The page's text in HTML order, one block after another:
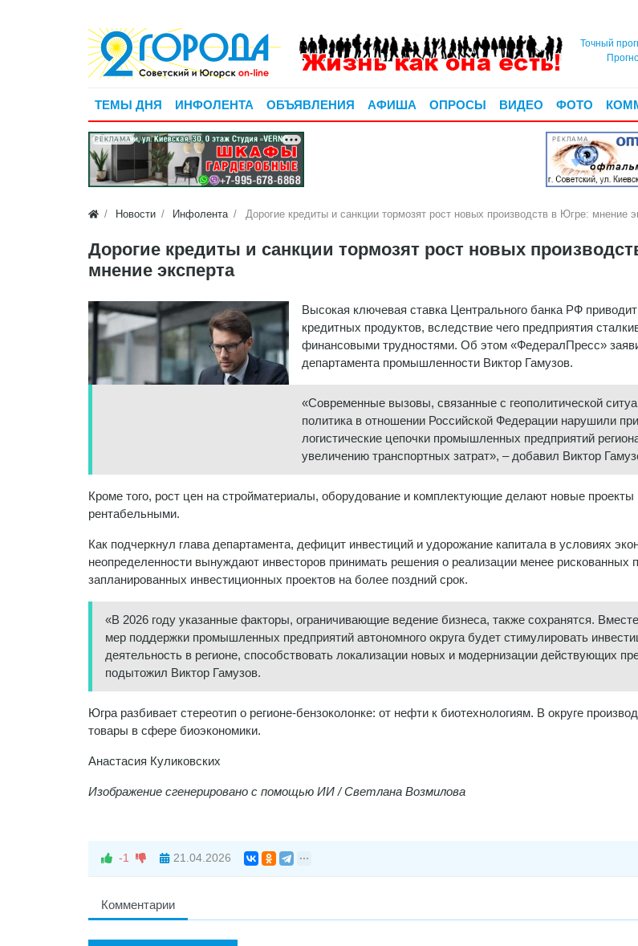
Точный
ТЕМЫ ДНЯ ИНФОЛЕНТА ОБЪЯВЛЕНИЯ АФИША ОПРОСЫ ВИДЕО ФОТО
РЕКЛАМА РЕКЛАМА
Новости Инфолента Дорогие кредиты и санкции тормозят рост новых производств в Югре: мнение
Дорогие кредиты и санкции тормозят рост новых
мнение эксперта
Высокая ключевая ставка Центрального банка РФ
кредитных продуктов, вследствие чего предприятия
финансовыми трудностями. Об этом «ФедералПресс»
департамента промышленности Виктор Гамузов.
«Современные вызовы, связанные с геополитической
политика в отношении Российской Федерации нарушили
логистические цепочки промышленных предприятий
увеличению транспортных затрат», – добавил Виктор
Кроме того, рост цен на стройматериалы, оборудование и комплектующие делают новые проекты
рентабельными.
Как подчеркнул глава департамента, дефицит инвестиций и удорожание капитала в условиях
неопределенности вынуждают инвесторов принимать решения о реализации менее рискованных
запланированных инвестиционных проектов на более поздний срок.
«В 2026 году указанные факторы, ограничивающие ведение бизнеса, также сохранятся.
мер поддержки промышленных предприятий автономного округа будет стимулировать
деятельность в регионе, способствовать локализации новых и модернизации действующих
подытожил Виктор Гамузов.
Югра разбивает стереотип о регионе-бензоколонке: от нефти к биотехнологиям. В округе
товары в сфере биоэкономики.
Анастасия Куликовских
Изображение сгенерировано с помощью ИИ / Светлана Возмилова
-1 21.04.2026
Комментарии